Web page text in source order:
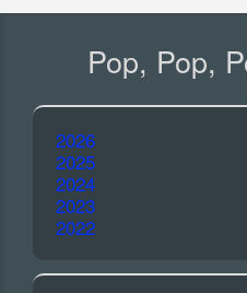
Pop, Pop,
2026
2025
2024
2023
2022